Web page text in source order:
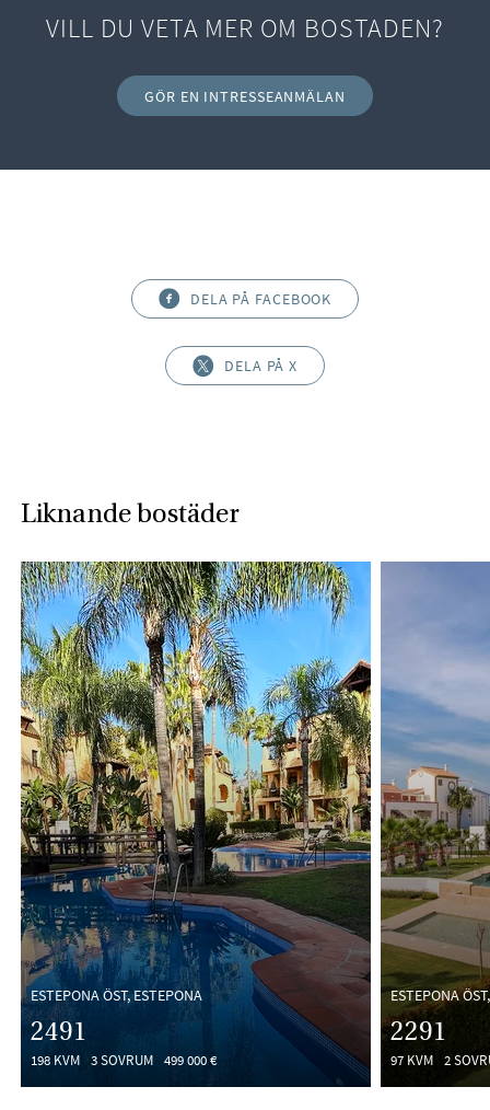
VILL DU VETA MER OM BOSTADEN?
GÖR EN INTRESSEANMÄLAN
DELA PÅ FACEBOOK
DELA PÅ X
Liknande bostäder
ESTEPONA ÖST, ESTEPONA
2491
198 KVM 3 SOVRUM 499 000 €
ESTEPONA
2291
97 KVM 2